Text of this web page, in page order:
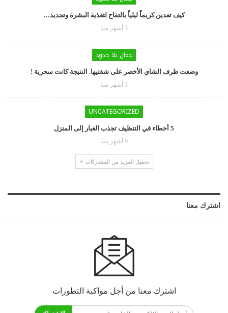
كيف تعدين كريماً ليلياً بالتفاح لتغذية البشرة وتجديد…
3 أشهر منذ
جمال بلا حدود
وضعت ظرف الشاي الأخضر على شفتيها. النتيجة كانت سحرية !
3 أشهر منذ
UNCATEGORIZED
5 أخطاء في التنظيف تجذب الغبار إلى المنزل
9 أشهر منذ
تحميل المزيد من المشاركات
اشترك معنا
اشترك معنا من أجل مواكبة التطورات